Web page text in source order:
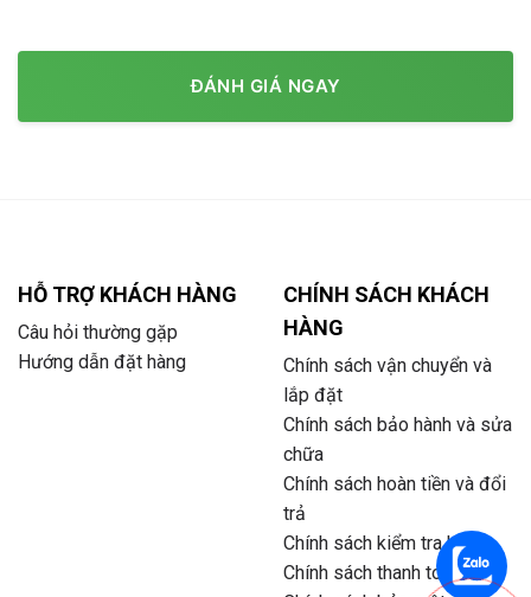
ĐÁNH GIÁ NGAY
HỖ TRỢ KHÁCH HÀNG
Câu hỏi thường gặp
Hướng dẫn đặt hàng
CHÍNH SÁCH KHÁCH
HÀNG
Chính sách vận chuyển và
lắp đặt
Chính sách bảo hành và sửa
chữa
Chính sách hoàn tiền và đổi
trả
Chính sách kiểm tra hàng
Chính sách thanh toán